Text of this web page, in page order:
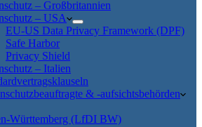
– Großbritannien
– USA
EU-US Data Privacy Framework (DPF)
Safe Harbor
Privacy Shield
– Italien
& -aufsichtsbehörden
Württemberg (LfDI BW)